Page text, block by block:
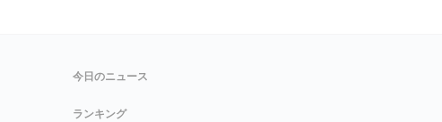
今日のニュース
ランキング